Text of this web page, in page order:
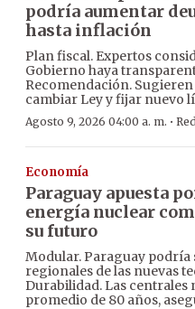
podría aumentar
hasta inflación
Plan fiscal. Expertos
Gobierno haya
Recomendación.
cambiar Ley y fijar nuevo
Agosto 9, 2026 04:00 a. m. ·
Economía
Paraguay apuesta
energía nuclear
su futuro
Modular. Paraguay podría
regionales de las nuevas
Durabilidad. Las centrales
promedio de 80 años,